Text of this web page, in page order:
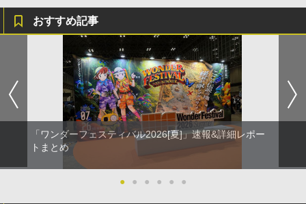
おすすめ記事
「ワンダーフェスティバル2026[夏]」速報&詳細レポー
トまとめ
● ● ● ● ● ●